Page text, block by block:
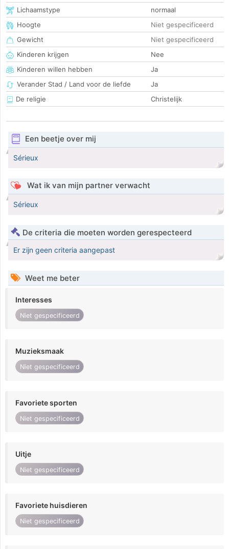
Lichaamstype
normaal
Hoogte
Niet gespecificeerd
Gewicht
Niet gespecificeerd
Kinderen krijgen
Nee
Kinderen willen hebben
Ja
Verander Stad / Land voor de liefde
Ja
De religie
Christelijk
Een beetje over mij
Sérieux
Wat ik van mijn partner verwacht
Sérieux
De criteria die moeten worden gerespecteerd
Er zijn geen criteria aangepast
Weet me beter
Interesses
Niet gespecificeerd
Muzieksmaak
Niet gespecificeerd
Favoriete sporten
Niet gespecificeerd
Uitje
Niet gespecificeerd
Favoriete huisdieren
Niet gespecificeerd